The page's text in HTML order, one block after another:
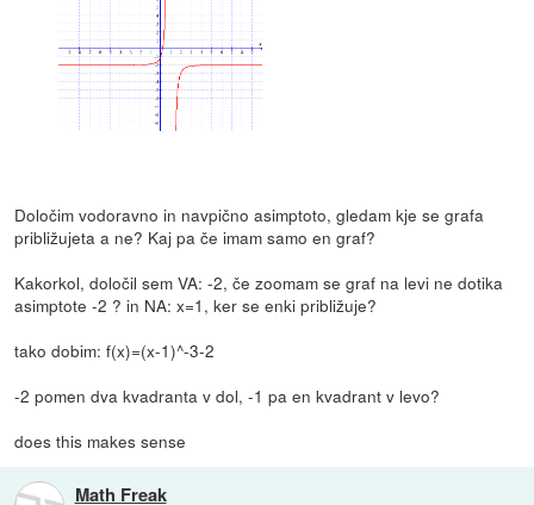
Določim vodoravno in navpično asimptoto, gledam kje se grafa
približujeta a ne? Kaj pa če imam samo en graf?
Kakorkol, določil sem VA: -2, če zoomam se graf na levi ne dotika
asimptote -2 ? in NA: x=1, ker se enki približuje?
tako dobim: f(x)=(x-1)^-3-2
-2 pomen dva kvadranta v dol, -1 pa en kvadrant v levo?
does this makes sense
Math Freak